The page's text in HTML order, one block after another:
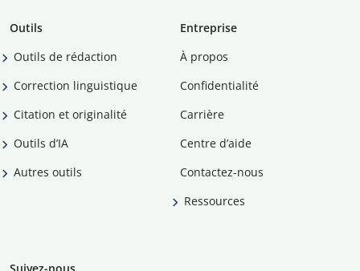
Outils
Outils de rédaction
Correction linguistique
Citation et originalité
Outils d’IA
Autres outils
Entreprise
À propos
Confidentialité
Carrière
Centre d’aide
Contactez-nous
Ressources